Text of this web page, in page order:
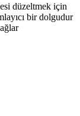
düzeltmek için
bir dolgudur